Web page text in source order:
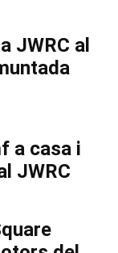
JWRC al
a casa i
JWRC